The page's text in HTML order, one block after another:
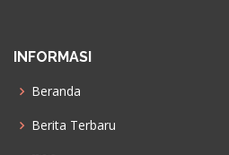
INFORMASI
Beranda
Berita Terbaru